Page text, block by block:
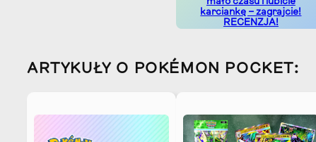
mało czasu i lubicie
karciankę – zagrajcie!
RECENZJA!
ARTYKUŁY O POKÉMON POCKET: